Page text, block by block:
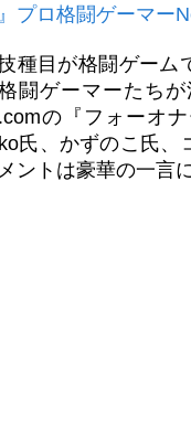
プロ格闘ゲーマー
種目が格闘ゲーム
闘ゲーマーたち
の『フォーオ
氏、かずのこ氏、
ントは豪華の一言